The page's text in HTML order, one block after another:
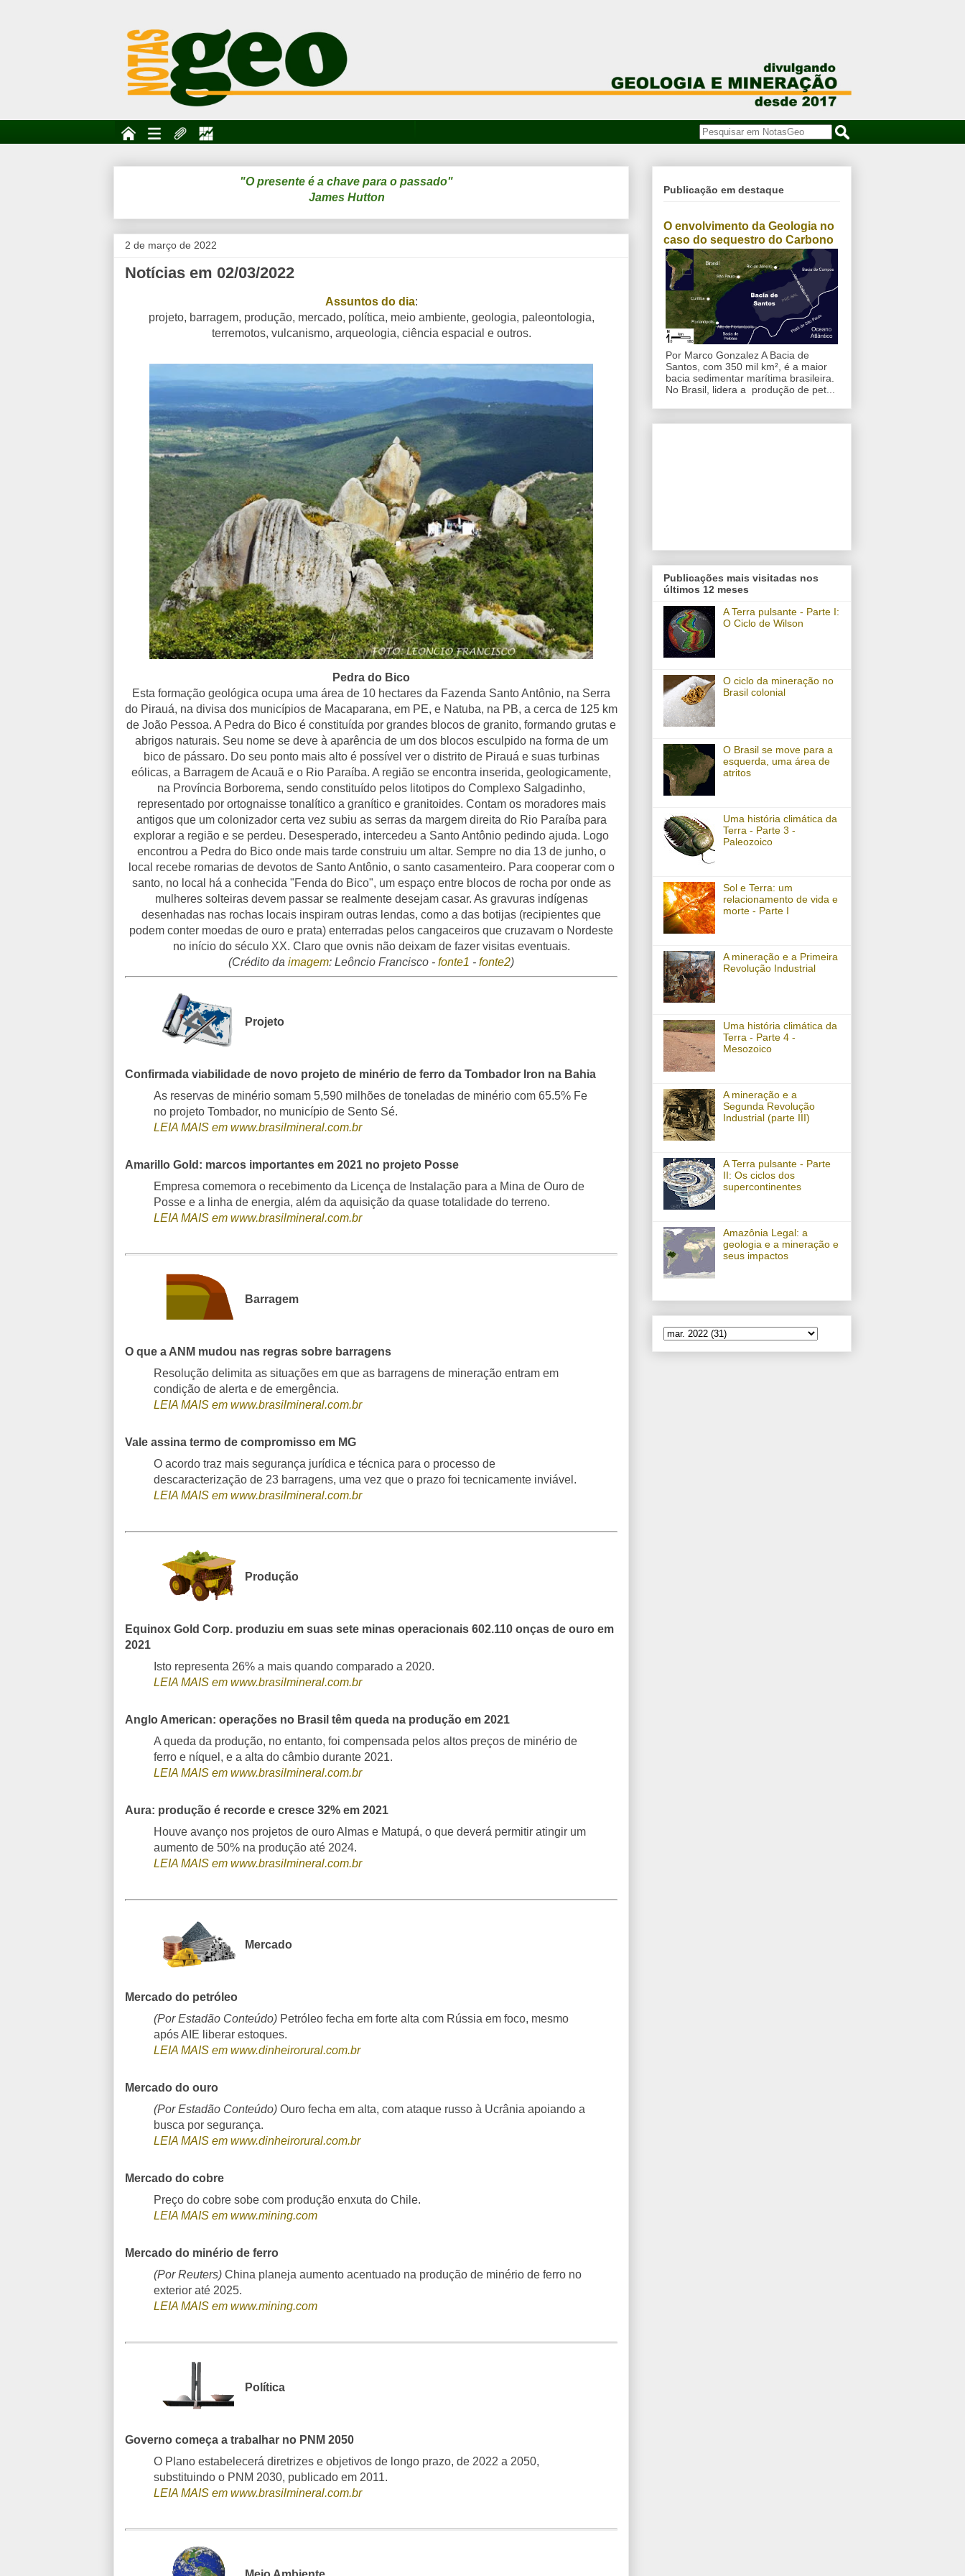
"O presente é a chave para o passado"
James Hutton
2 de março de 2022
Notícias em 02/03/2022
Assuntos do dia:
projeto, barragem, produção, mercado, política, meio ambiente, geologia, paleontologia,
terremotos, vulcanismo, arqueologia, ciência espacial e outros.
Pedra do Bico
Esta formação geológica ocupa uma área de 10 hectares da Fazenda Santo Antônio, na Serra
do Pirauá, na divisa dos municípios de Macaparana, em PE, e Natuba, na PB, a cerca de 125 km
de João Pessoa. A Pedra do Bico é constituída por grandes blocos de granito, formando grutas e
abrigos naturais. Seu nome se deve à aparência de um dos blocos esculpido na forma de um
bico de pássaro. Do seu ponto mais alto é possível ver o distrito de Pirauá e suas turbinas
eólicas, a Barragem de Acauã e o Rio Paraíba. A região se encontra inserida, geologicamente,
na Província Borborema, sendo constituído pelos litotipos do Complexo Salgadinho,
representado por ortognaisse tonalítico a granítico e granitoides. Contam os moradores mais
antigos que um colonizador certa vez subiu as serras da margem direita do Rio Paraíba para
explorar a região e se perdeu. Desesperado, intercedeu a Santo Antônio pedindo ajuda. Logo
encontrou a Pedra do Bico onde mais tarde construiu um altar. Sempre no dia 13 de junho, o
local recebe romarias de devotos de Santo Antônio, o santo casamenteiro. Para cooperar com o
santo, no local há a conhecida "Fenda do Bico", um espaço entre blocos de rocha por onde as
mulheres solteiras devem passar se realmente desejam casar. As gravuras indígenas
desenhadas nas rochas locais inspiram outras lendas, como a das botijas (recipientes que
podem conter moedas de ouro e prata) enterradas pelos cangaceiros que cruzavam o Nordeste
no início do século XX. Claro que ovnis não deixam de fazer visitas eventuais.
(Crédito da imagem: Leôncio Francisco - fonte1 - fonte2)
Projeto
Confirmada viabilidade de novo projeto de minério de ferro da Tombador Iron na Bahia
As reservas de minério somam 5,590 milhões de toneladas de minério com 65.5% Fe
no projeto Tombador, no município de Sento Sé.
LEIA MAIS em www.brasilmineral.com.br
Amarillo Gold: marcos importantes em 2021 no projeto Posse
Empresa comemora o recebimento da Licença de Instalação para a Mina de Ouro de
Posse e a linha de energia, além da aquisição da quase totalidade do terreno.
LEIA MAIS em www.brasilmineral.com.br
Barragem
O que a ANM mudou nas regras sobre barragens
Resolução delimita as situações em que as barragens de mineração entram em
condição de alerta e de emergência.
LEIA MAIS em www.brasilmineral.com.br
Vale assina termo de compromisso em MG
O acordo traz mais segurança jurídica e técnica para o processo de
descaracterização de 23 barragens, uma vez que o prazo foi tecnicamente inviável.
LEIA MAIS em www.brasilmineral.com.br
Produção
Equinox Gold Corp. produziu em suas sete minas operacionais 602.110 onças de ouro em
2021
Isto representa 26% a mais quando comparado a 2020.
LEIA MAIS em www.brasilmineral.com.br
Anglo American: operações no Brasil têm queda na produção em 2021
A queda da produção, no entanto, foi compensada pelos altos preços de minério de
ferro e níquel, e a alta do câmbio durante 2021.
LEIA MAIS em www.brasilmineral.com.br
Aura: produção é recorde e cresce 32% em 2021
Houve avanço nos projetos de ouro Almas e Matupá, o que deverá permitir atingir um
aumento de 50% na produção até 2024.
LEIA MAIS em www.brasilmineral.com.br
Mercado
Mercado do petróleo
(Por Estadão Conteúdo) Petróleo fecha em forte alta com Rússia em foco, mesmo
após AIE liberar estoques.
LEIA MAIS em www.dinheirorural.com.br
Mercado do ouro
(Por Estadão Conteúdo) Ouro fecha em alta, com ataque russo à Ucrânia apoiando a
busca por segurança.
LEIA MAIS em www.dinheirorural.com.br
Mercado do cobre
Preço do cobre sobe com produção enxuta do Chile.
LEIA MAIS em www.mining.com
Mercado do minério de ferro
(Por Reuters) China planeja aumento acentuado na produção de minério de ferro no
exterior até 2025.
LEIA MAIS em www.mining.com
Política
Governo começa a trabalhar no PNM 2050
O Plano estabelecerá diretrizes e objetivos de longo prazo, de 2022 a 2050,
substituindo o PNM 2030, publicado em 2011.
LEIA MAIS em www.brasilmineral.com.br
Publicação em destaque
O envolvimento da Geologia no
caso do sequestro do Carbono
Por Marco Gonzalez A Bacia de
Santos, com 350 mil km², é a maior
bacia sedimentar marítima brasileira.
No Brasil, lidera a produção de pet...
Publicações mais visitadas nos
últimos 12 meses
A Terra pulsante - Parte I:
O Ciclo de Wilson
O ciclo da mineração no
Brasil colonial
O Brasil se move para a
esquerda, uma área de
atritos
Uma história climática da
Terra - Parte 3 -
Paleozoico
Sol e Terra: um
relacionamento de vida e
morte - Parte I
A mineração e a Primeira
Revolução Industrial
Uma história climática da
Terra - Parte 4 -
Mesozoico
A mineração e a
Segunda Revolução
Industrial (parte III)
A Terra pulsante - Parte
II: Os ciclos dos
supercontinentes
Amazônia Legal: a
geologia e a mineração e
seus impactos